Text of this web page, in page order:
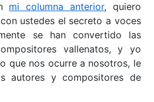
mi columna anterior, quiero
ustedes el secreto a voces
se han convertido las
vallenatos, y yo
que nos ocurre a nosotros, le
autores y compositores de